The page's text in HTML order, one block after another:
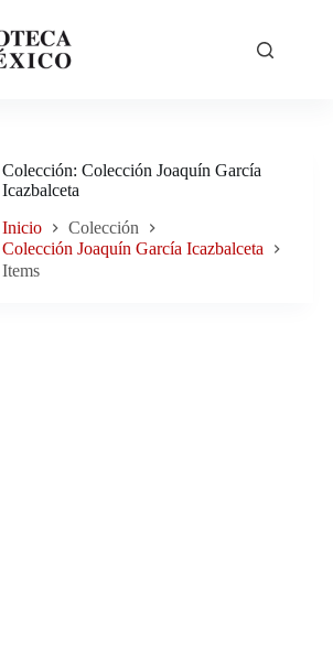
Colección Colección Joaquín García
Icazbalceta
Inicio
Colección
Colección Joaquín García Icazbalceta
Items